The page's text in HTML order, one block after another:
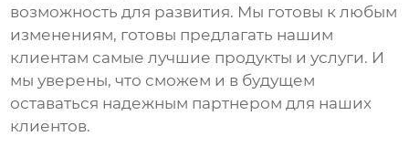
возможность для развития. Мы готовы к любым
изменениям, готовы предлагать нашим
клиентам самые лучшие продукты и услуги. И
мы уверены, что сможем и в будущем
оставаться надежным партнером для наших
клиентов.